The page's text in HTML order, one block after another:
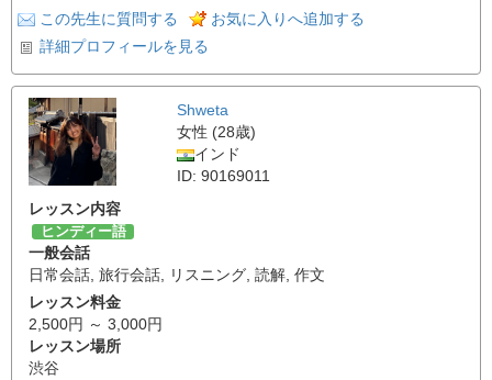
この先生に質問する
お気に入りへ追加する
詳細プロフィールを見る
Shweta
女性 (28歳)
インド
ID: 90169011
レッスン内容
ヒンディー語
一般会話
日常会話 旅行会話 リスニング 読解 作文
レッスン料金
2,500円 ～ 3,000円
レッスン場所
渋谷